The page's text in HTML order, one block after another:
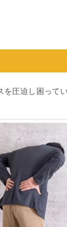
圧迫し困って